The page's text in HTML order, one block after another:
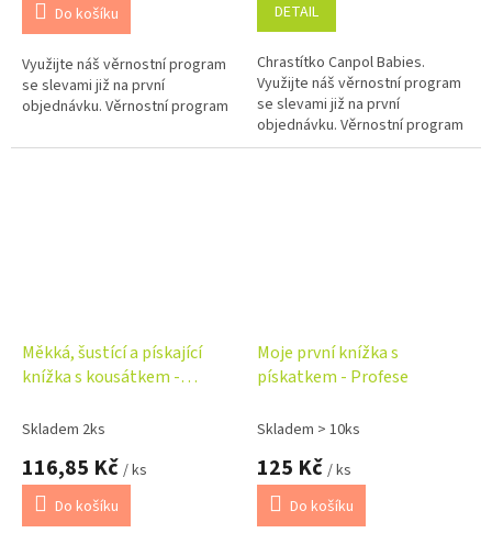
Do košíku
Využijte náš věrnostní program
se slevami již na první
objednávku. Věrnostní program
DETAIL
Chrastítko Canpol Babies.
Využijte náš věrnostní program
se slevami již na první
objednávku. Věrnostní program
Měkká, šustící a pískající
knížka s kousátkem -
Skladem 2ks
116,85 Kč / ks
Do košíku
Moje první knížka s
pískatkem - Profese
Skladem > 10ks
125 Kč / ks
Do košíku